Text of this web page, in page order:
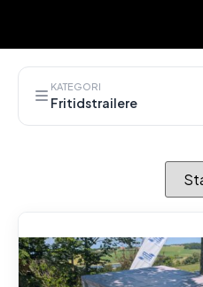
KATEGORI
Fritidstrailere